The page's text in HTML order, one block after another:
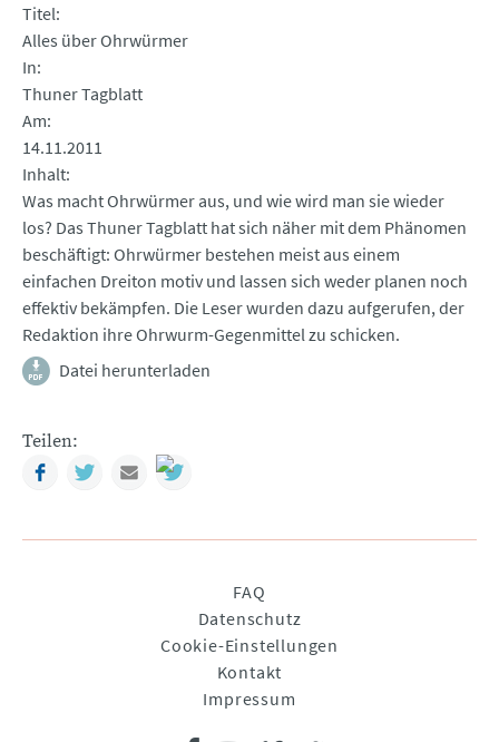
Titel
Alles über Ohrwürmer
In
Thuner Tagblatt
Am
14.11.2011
Inhalt
Was macht Ohrwürmer aus, und wie wird man sie wieder
los? Das Thuner Tagblatt hat sich näher mit dem Phänomen
beschäftigt: Ohrwürmer bestehen meist aus einem
einfachen Dreiton motiv und lassen sich weder planen noch
effektiv bekämpfen. Die Leser wurden dazu aufgerufen, der
Redaktion ihre Ohrwurm-Gegenmittel zu schicken.
Datei herunterladen
Teilen:
FacebookTwitterMail
FAQ
Datenschutz
Cookie-Einstellungen
Kontakt
Impressum